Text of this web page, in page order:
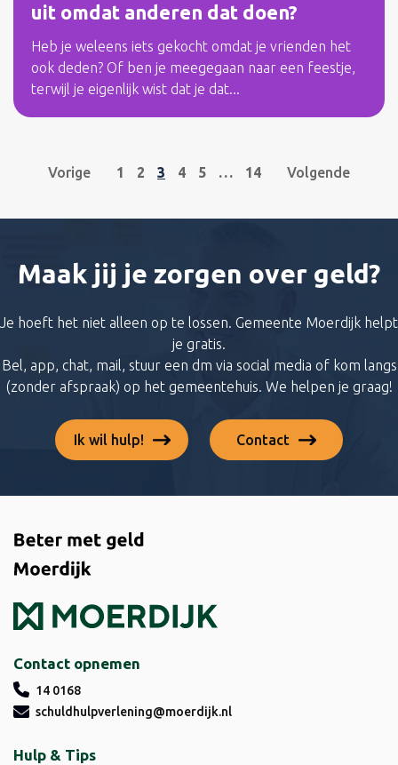
uit omdat anderen dat doen?
Heb je weleens iets gekocht omdat je vrienden het
ook deden? Of ben je meegegaan naar een feestje,
terwijl je eigenlijk wist dat je dat...
Vorige 1 2 3 4 5 … 14 Volgende
Maak jij je zorgen over geld?
Je hoeft het niet alleen op te lossen. Gemeente Moerdijk helpt
je gratis.
Bel, app, chat, mail, stuur een dm via social media of kom langs
(zonder afspraak) op het gemeentehuis. We helpen je graag!
Ik wil hulp! Contact
Contact opnemen
14 0168
schuldhulpverlening@moerdijk.nl
Hulp & Tips